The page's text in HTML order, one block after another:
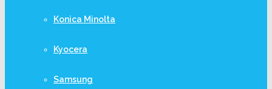
Konica Minolta
Kyocera
Samsung